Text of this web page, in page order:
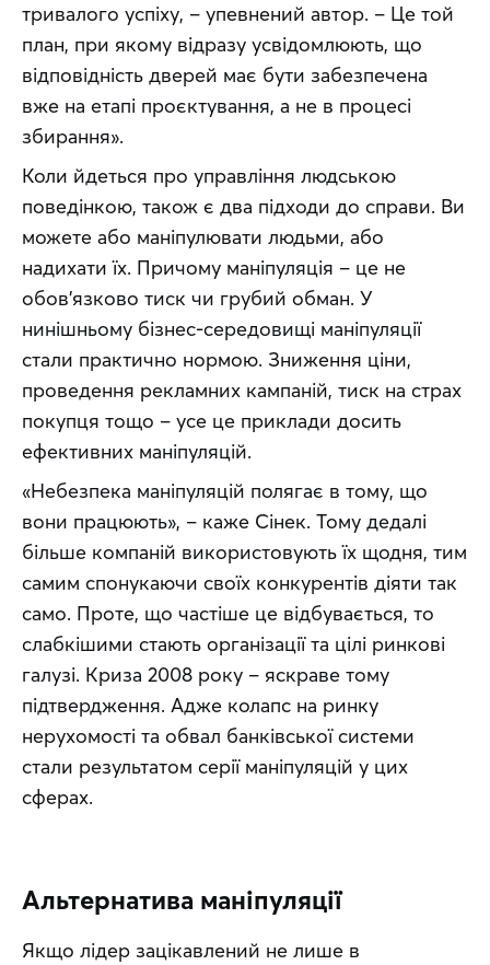
тривалого успіху, – упевнений автор. – Це той
план, при якому відразу усвідомлюють, що
відповідність дверей має бути забезпечена
вже на етапі проєктування, а не в процесі
збирання».
Коли йдеться про управління людською
поведінкою, також є два підходи до справи. Ви
можете або маніпулювати людьми, або
надихати їх. Причому маніпуляція – це не
обов’язково тиск чи грубий обман. У
нинішньому бізнес-середовищі маніпуляції
стали практично нормою. Зниження ціни,
проведення рекламних кампаній, тиск на страх
покупця тощо – усе це приклади досить
ефективних маніпуляцій.
«Небезпека маніпуляцій полягає в тому, що
вони працюють», – каже Сінек. Тому дедалі
більше компаній використовують їх щодня, тим
самим спонукаючи своїх конкурентів діяти так
само. Проте, що частіше це відбувається, то
слабкішими стають організації та цілі ринкові
галузі. Криза 2008 року – яскраве тому
підтвердження. Адже колапс на ринку
нерухомості та обвал банківської системи
стали результатом серії маніпуляцій у цих
сферах.
Альтернатива маніпуляції
Якщо лідер зацікавлений не лише в